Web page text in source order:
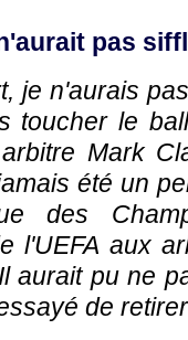
pas
je n'aurais
toucher le
Mark
été un
des
l'UEFA aux
aurait pu ne
de